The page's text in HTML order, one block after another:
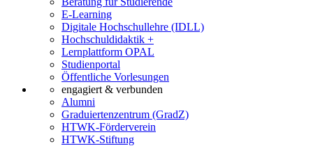
E-Learning
Digitale Hochschullehre (IDLL)
Hochschuldidaktik +
Lernplattform OPAL
Studienportal
Öffentliche Vorlesungen
engagiert & verbunden
Alumni
Graduiertenzentrum (GradZ)
HTWK-Förderverein
HTWK-Stiftung